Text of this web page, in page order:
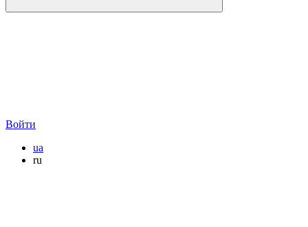
Войти
ua
ru